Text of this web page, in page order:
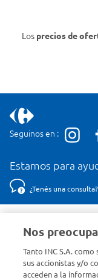
Los precios de
Seguinos en :
Estamos para
¿Tenés una
Conocenos
Nos
Tanto INC S.A.
sus accionistas y/o
acceden a la